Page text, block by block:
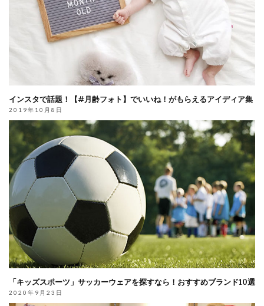
インスタで話題！【#月齢フォト】でいいね！がもらえるアイディア集
2019年10月8日
「キッズスポーツ」サッカーウェアを探すなら！おすすめブランド10選
2020年9月23日